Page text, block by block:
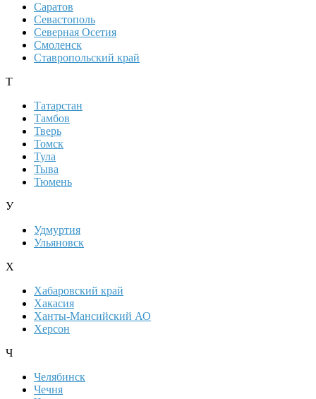
Саратов
Севастополь
Северная Осетия
Смоленск
Ставропольский край
Т
Татарстан
Тамбов
Тверь
Томск
Тула
Тыва
Тюмень
У
Удмуртия
Ульяновск
Х
Хабаровский край
Хакасия
Ханты-Мансийский АО
Херсон
Ч
Челябинск
Чечня